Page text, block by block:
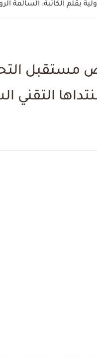
بقلم الكاتبة: السالمة
التقني